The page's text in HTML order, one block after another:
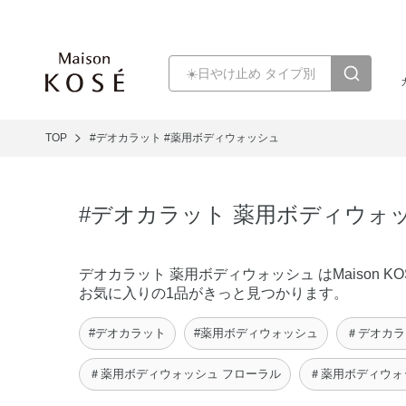
TOP #デオカラット #薬用ボディウォッシュ
#デオカラット 薬用ボディウォ
デオカラット 薬用ボディウォッシュ はMaison
お気に入りの1品がきっと見つかります。
#デオカラット #薬用ボディウォッシュ ＃デオカ
＃薬用ボディウォッシュ フローラル ＃薬用ボディウ